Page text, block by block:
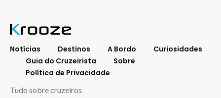
Notícias Destinos A Bordo
Curiosidades
Guia do Cruzeirista
Sobre
Política de Privacidade
Tudo sobre cruzeiros